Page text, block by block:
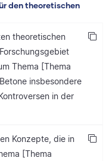
den theoretischen
theoretischen
Thema [Thema
insbesondere
in der
Konzepte, die in
[Thema